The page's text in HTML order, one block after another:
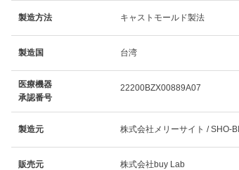
製造方法 キャストモールド製法
製造国 台湾
医療機器
承認番号
22200BZX00889A07
製造元 株式会社メリーサイト / SHO-
販売元 株式会社buy Lab